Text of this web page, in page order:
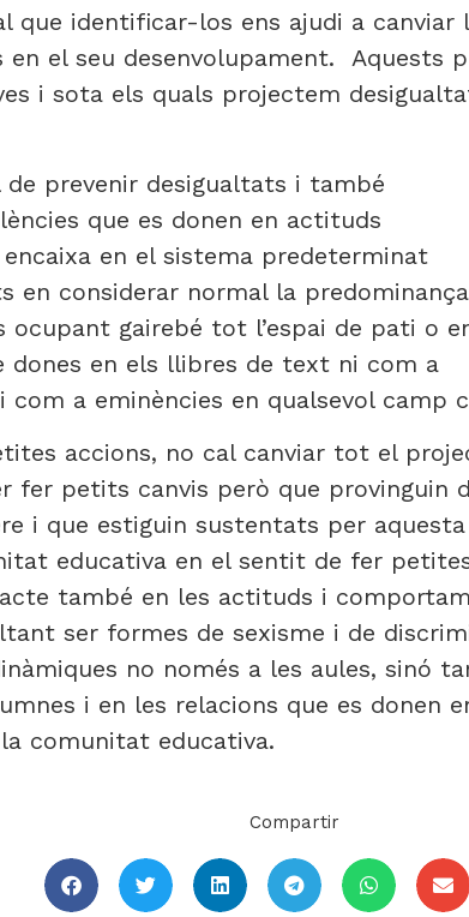
que identificar-los ens ajudi a canviar
el seu desenvolupament. Aquests
i sota els quals projectem
prevenir desigualtats i també
que es donen en actituds
en el sistema predeterminat
en considerar normal la predominança
gairebé tot l’espai de pati o
dones en els llibres de text ni com a
com a eminències en qualsevol camp
accions, no cal canviar tot el
fer petits canvis però que provinguin
i que estiguin sustentats per
educativa en el sentit de fer
també en les actituds i
ser formes de sexisme i de
no només a les aules, sinó
i en les relacions que es donen
comunitat educativa.
Compartir